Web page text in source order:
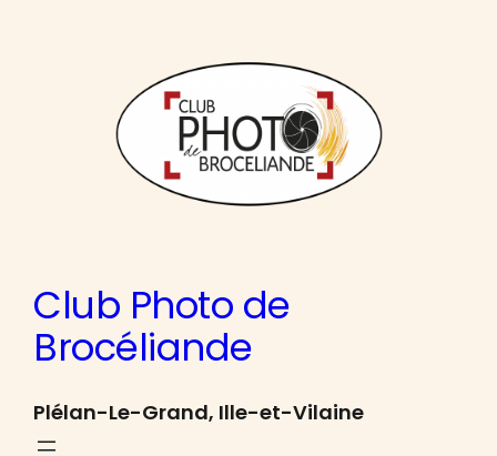
Club Photo de
Brocéliande
Plélan-Le-Grand, Ille-et-Vilaine